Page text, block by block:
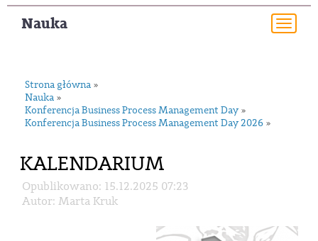
Nauka
Strona główna »
Nauka »
Konferencja Business Process Management Day »
Konferencja Business Process Management Day 2026 »
KALENDARIUM
Opublikowano: 15.12.2025 07:23
Autor: Marta Kruk